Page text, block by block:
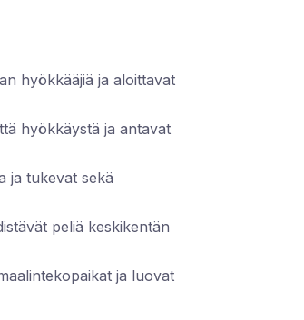
hyökkääjiä ja aloittavat
hyökkäystä ja antavat
ja tukevat sekä
peliä keskikentän
ja luovat